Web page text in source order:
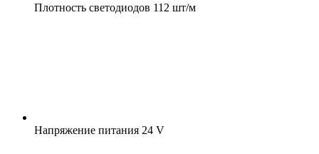
Плотность светодиодов 112 шт/м
Напряжение питания 24 V